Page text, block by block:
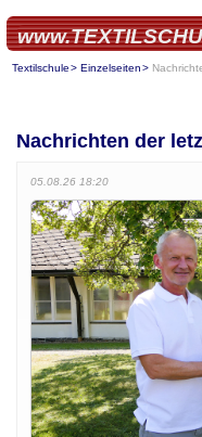
Textilschule Einzelseiten
Nachrichten der
05.08.26 18:20